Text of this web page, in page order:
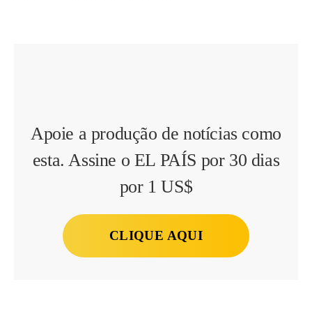
Apoie a produção de notícias como
esta. Assine o EL PAÍS por 30 dias
por 1 US$
CLIQUE AQUI